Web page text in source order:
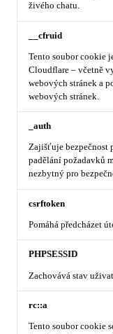
živého chatu.
__cfruid
Tento soubor cookie
Cloudflare – včetně
webových stránek a
webových stránek.
_auth
Zajišťuje bezpečnost
padělání požadavků
nezbytný pro
csrftoken
Pomáhá předcházet
PHPSESSID
Zachovává stav
rc::a
Tento soubor cookie